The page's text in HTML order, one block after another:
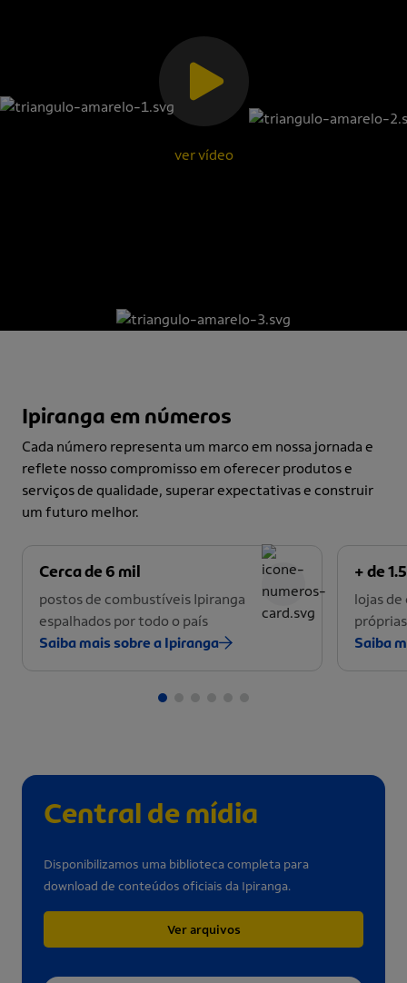
ver vídeo
Ipiranga em números
Cada número representa um marco em nossa jornada e
reflete nosso compromisso em oferecer produtos e
serviços de qualidade, superar expectativas e construir
um futuro melhor.
Cerca de 6 mil
postos de combustíveis Ipiranga
espalhados por todo o país
Saiba mais sobre a Ipiranga
+ de
lojas
Saiba
Central de mídia
Disponibilizamos uma biblioteca completa para
download de conteúdos oficiais da Ipiranga.
Ver arquivos